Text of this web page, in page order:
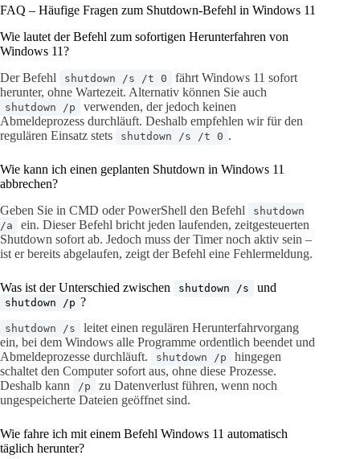
FAQ – Häufige Fragen zum Shutdown-Befehl in Windows 11
Wie lautet der Befehl zum sofortigen Herunterfahren von
Windows 11?
Der Befehl
shutdown /s /t 0
fährt Windows 11 sofort
herunter, ohne Wartezeit. Alternativ können Sie auch
shutdown /p
verwenden, der jedoch keinen
Abmeldeprozess durchläuft. Deshalb empfehlen wir für den
regulären Einsatz stets
shutdown /s /t 0 .
Wie kann ich einen geplanten Shutdown in Windows 11
abbrechen?
Geben Sie in CMD oder PowerShell den Befehl
shutdown
/a
ein. Dieser Befehl bricht jeden laufenden, zeitgesteuerten
Shutdown sofort ab. Jedoch muss der Timer noch aktiv sein –
ist er bereits abgelaufen, zeigt der Befehl eine Fehlermeldung.
Was ist der Unterschied zwischen shutdown /s und
shutdown /p ?
shutdown /s
leitet einen regulären Herunterfahrvorgang
ein, bei dem Windows alle Programme ordentlich beendet und
Abmeldeprozesse durchläuft.
shutdown /p
hingegen
schaltet den Computer sofort aus, ohne diese Prozesse.
Deshalb kann
/p
zu Datenverlust führen, wenn noch
ungespeicherte Dateien geöffnet sind.
Wie fahre ich mit einem Befehl Windows 11 automatisch
täglich herunter?